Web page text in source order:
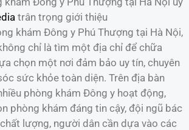
trân trọng giới thiệu
khám Đông y Phú Thượng tại Hà Nội,
chỉ là tìm một địa chỉ để chữa
chọn một nơi đảm bảo uy tín, chuyên
sức khỏe toàn diện. Trên địa bàn
phòng khám Đông y hoạt động,
phòng khám đáng tin cậy, đội ngũ bác
lượng, người dân cần dựa vào các